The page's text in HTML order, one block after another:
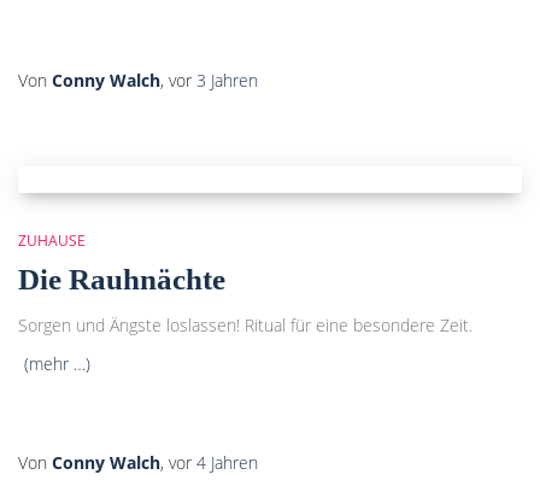
Von Conny Walch, vor 3 Jahren
ZUHAUSE
Die Rauhnächte
Sorgen und Ängste loslassen! Ritual für eine besondere Zeit.
(mehr …)
Von Conny Walch, vor 4 Jahren